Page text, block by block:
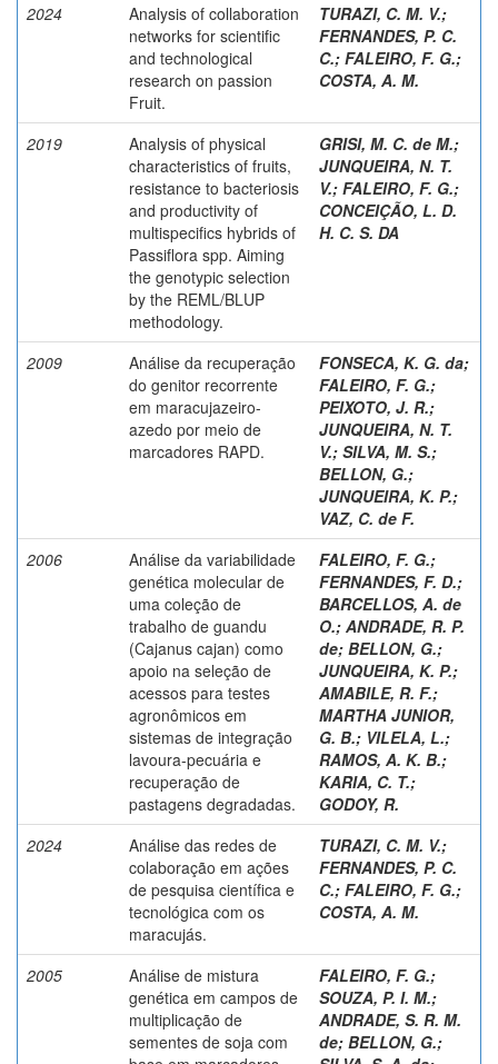
2024
Analysis of collaboration
networks for scientific
and technological
research on passion
Fruit.
TURAZI, C. M. V.;
FERNANDES, P. C.
C.; FALEIRO, F. G.;
COSTA, A. M.
2019
Analysis of physical
characteristics of fruits,
resistance to bacteriosis
and productivity of
multispecifics hybrids of
Passiflora spp. Aiming
the genotypic selection
by the REML/BLUP
methodology.
GRISI, M. C. de M.;
JUNQUEIRA, N. T.
V.; FALEIRO, F. G.;
CONCEIÇÃO, L. D.
H. C. S. DA
2009
Análise da recuperação
do genitor recorrente
em maracujazeiro-
azedo por meio de
marcadores RAPD.
FONSECA, K. G. da;
FALEIRO, F. G.;
PEIXOTO, J. R.;
JUNQUEIRA, N. T.
V.; SILVA, M. S.;
BELLON, G.;
JUNQUEIRA, K. P.;
VAZ, C. de F.
2006
Análise da variabilidade
genética molecular de
uma coleção de
trabalho de guandu
(Cajanus cajan) como
apoio na seleção de
acessos para testes
agronômicos em
sistemas de integração
lavoura-pecuária e
recuperação de
pastagens degradadas.
FALEIRO, F. G.;
FERNANDES, F. D.;
BARCELLOS, A. de
O.; ANDRADE, R. P.
de; BELLON, G.;
JUNQUEIRA, K. P.;
AMABILE, R. F.;
MARTHA JUNIOR,
G. B.; VILELA, L.;
RAMOS, A. K. B.;
KARIA, C. T.;
GODOY, R.
2024
Análise das redes de
colaboração em ações
de pesquisa científica e
tecnológica com os
maracujás.
TURAZI, C. M. V.;
FERNANDES, P. C.
C.; FALEIRO, F. G.;
COSTA, A. M.
2005
Análise de mistura
genética em campos de
multiplicação de
sementes de soja com
FALEIRO, F. G.;
SOUZA, P. I. M.;
ANDRADE, S. R. M.
de; BELLON, G.;